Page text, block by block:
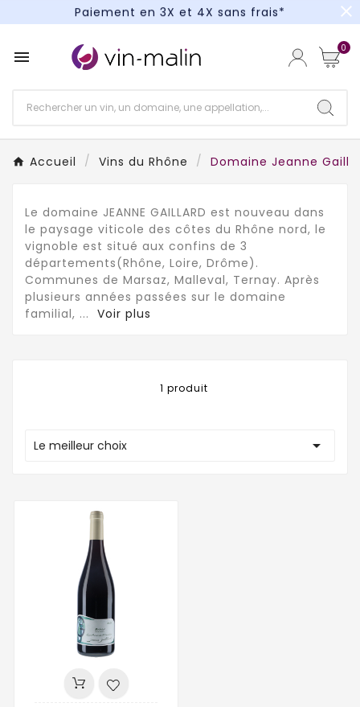
Paiement en 3X et 4X sans frais*
Paiement en 3X et 4X sans frais*
close
 0
Accueil Vins du Rhône Domaine Jeanne
Le domaine JEANNE GAILLARD est nouveau dans
le paysage viticole des côtes du Rhône nord, le
vignoble est situé aux confins de 3
départements(Rhône, Loire, Drôme).
Communes de Marsaz, Malleval, Ternay. Après
plusieurs années passées sur le domaine
familial, ... Voir plus
1 produit
Le meilleur choix 